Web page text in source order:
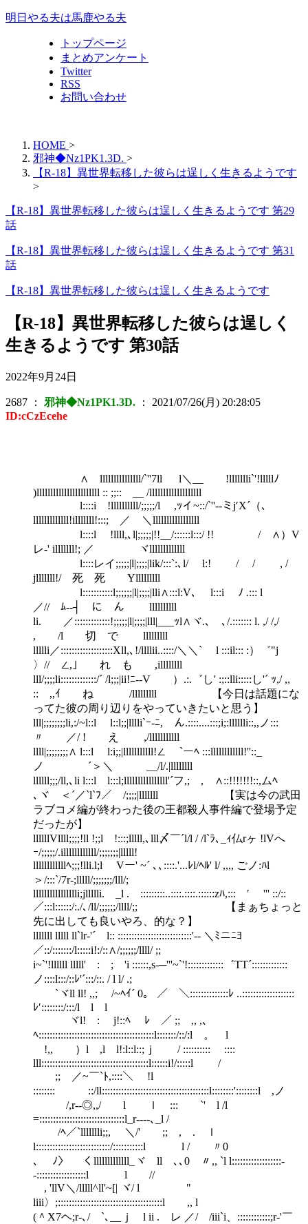
明日やる夫は馬鹿やる夫
トップページ
まとめアンケート
Twitter
RSS
お問い合わせ
HOME >
邪神◆Nz1PK1.3D. >
【R-18】異世界転移した彼らは逞しく生きるようです
>
【R-18】異世界転移した彼らは逞しく生きるようです 第29
話
【R-18】異世界転移した彼らは逞しく生きるようです 第31
話
【R-18】異世界転移した彼らは逞しく生きるようです
【R-18】異世界転移した彼らは逞しく
生きるようです 第30話
2022年9月24日
2687 ： 邪神◆Nz1PK1.3D. ： 2021/07/26(月) 20:28:05
ID:cCzEcehe
∧ lllllllllllllll/`''7ll l＼__ !llllllli`'!lllllﾉ
)lllllllllllllllllllllll :: ;;:: __ /lllllllllllllllllll
l::::i !llllllllll/;;;;;/l ,ｯイ~::/`''‐-ミj′X´（､
lllllllllllll!illlllll!:::; ／ ＼lllllllllllllllll
l::::l !llll,､l|;;;;;|!!__/::::::l:::/ !! / ∧）V
レ‐' illlllll!; ／ ヾlllllllllllll
l::::レイ;;;;;|l|;;;;|lik/:::`:､l/ l:! / / , /
jlllllll!/ 死 死 Ylllllllll
l:::::::::::l;;;;;;|l|;;;;|lli∧:::l:V､ l:::i ﾉ .::: l
／// ﾑ-‐┤ に ん llllllllll
li. ／:::::::::::::!;;;;;|l|;;;;|lll|___ｯl∧ヾ.､ゞ､/.::::::: l. ,/ /,/
, /l 切 で lllllllll
llllli／:::::::::::::::::::Xll,､!/llllii..::::/＼＼` l :::il::: :）゛"j
〉// ∠,｣ れ も ,illllllll
lll/;;;;li:::::::::::::/´ /l;;;|ii!ﾆ-‐V ）.:.゛し' :;::lli:::::し'´ ｯ,/ ,,
:: ,,ｲ ね /lllllllll 【今日は話題にな
ってた彼の周り辺りをやっていきたいと思う】
lll|;;;;;;;;li,:/~l::l l::l;;|lllli`ｰ-ﾆ, ん.::::....:::;i;:lllllli::,,ノ:::
〃 ／/ ! え ,/lllllllllll
llll|;;;;;;;;∧ l:::l l:i;;|lllllllllll!∠ `ーﾍ :::llllllllllll!''::_
ノ ´＞＼ __/l/.|llllllll
llllll;;;/ll,､li l:::l l:::l;llllllllllllllll'´フ,; , ∧::!!!!!!!::,ムﾍ
､ヾ ＜´／`l`ﾌ／ /;;;;|lllllll 【実は今の武田
ラブコメ編が終わった後の王都殺人事件編で登場予定
だったが】
llllllVllll;;;;!ll !;;l !:::;lllll,､lll〆￣´l/l / /l`ﾗ､_ｨ仏rヶ !lVへ
ｰ/;;;;;/.illllllllllll/;;;;;;;|lllll!
llllllllllllﾍ;;;!lli.l;l Vー' ~´ ､､::::.'...ﾚl/ﾍﾙ' l/ ,,,, ごノ:ﾊl
＞/:::`/7r-;lllll/;;;;;;;/lll/;
lllllllllllllllli;jllllli. _l . :::::::::..::::.::::.::::::zﾊ,::: ′ ''' ::/::
／:::l::::::/:./､/ll/;;;;;;/llll/;; 【まぁちょっと
先に出しても良いやろ、的な？】
lllllll lllll ll`lr‐'´ l:: :::::::::::::::::::::::::::'-- ＼ﾐニﾆﾖ
／::/:::::::/l:::::i!:/::∧/;;;;;;/llll/ ;;
i~`'!llllll lllll' : ; 'i ::::::,s-─'''~`'!:::::::::::::゛TT´:::::::::::::
ノ::::l:::/::ﾚ'´:::/::. / l l/ .;
`ヾll ll! ,,; /~ﾍｲ´ 0。 ／￣＼::::::::::::::ﾚ ..:::::::::::::::::::
ﾚ′::::::::/:::/l l l
ヾl! : j!::ﾍ ﾚ ／ ;; ,, ,、
ﾍ::::::::::::::::::::::::::::::::::::::::::l:::::::/::/:l 。 l
!,, ）l ,l l!:l::l::;ｊ / :::::::::: ::::
lll:::::::::::::::::::::::::::::::::::::::l::::::i!/:::::l /
;; ／~￣`ﾄ,::::＼ !l
:::::::: ::/ll:::::::::::::::::::::::::::::::::::::::l::::::::'::::::::l ,ノ
/,r--◎,,/ l ｌ ::: `' l /lゝ
=:::::::::::::::::::::::::::::::l_r----､_l /
/ﾍ／`llllllli;;, ＼/' ;; , . ｌ
l:::::::::::::::::::::::::::/:::::::::::l l / 〃0
､ ﾉ〉 くlllllllllllll_ヾ ll ､､0 〃,, `l l::::::::::::::::::-
-::::::::::::::::::l l //
, 'llV＼/lllll^ll'~[| ヾ/ l "
liii〉;::::::::::::::::::::::::::::::::::::::l ,, l
(＾X7ヘ;r-､/ `､__ｊ l ii . レ ／/ /iii`i、::::::::::::;r‐'￣